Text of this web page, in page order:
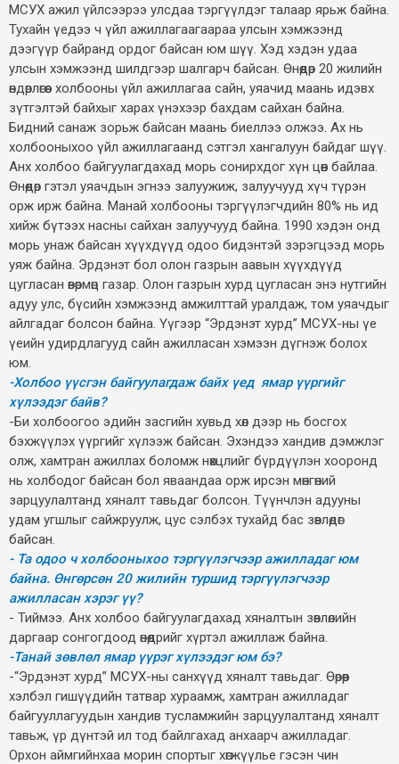
МСУХ ажил үйлсээрээ улсдаа тэргүүлдэг талаар ярьж байна.
Тухайн үедээ ч үйл ажиллагаагаараа улсын хэмжээнд
дээгүүр байранд ордог байсан юм шүү. Хэд хэдэн удаа
улсын хэмжээнд шилдгээр шалгарч байсан. Өнөөдөр 20 жилийн
өндөрлөгөөс холбооны үйл ажиллагаа сайн, уяачид маань идэвх
зүтгэлтэй байхыг харах үнэхээр бахдам сайхан байна.
Бидний санаж зорьж байсан маань биеллээ олжээ. Ах нь
холбооныхоо үйл ажиллагаанд сэтгэл хангалуун байдаг шүү.
Анх холбоо байгуулагдахад морь сонирхдог хүн цөөн байлаа.
Өнөөдөр гэтэл уяачдын эгнээ залуужиж, залуучууд хүч түрэн
орж ирж байна. Манай холбооны тэргүүлэгчдийн 80% нь ид
хийж бүтээх насны сайхан залуучууд байна. 1990 хэдэн онд
морь унаж байсан хүүхдүүд одоо бидэнтэй зэрэгцээд морь
уяж байна. Эрдэнэт бол олон газрын аавын хүүхдүүд
цугласан өвөрмөц газар. Олон газрын хурд цугласан энэ нутгийн
адуу улс, бүсийн хэмжээнд амжилттай уралдаж, том уяачдыг
айлгадаг болсон байна. Үүгээр “Эрдэнэт хурд” МСУХ-ны үе
үеийн удирдлагууд сайн ажилласан хэмээн дүгнэж болох
юм.
-Холбоо үүсгэн байгуулагдаж байх үед ямар үүргийг
хүлээдэг байв?
-Би холбоогоо эдийн засгийн хувьд хөл дээр нь босгох
бэхжүүлэх үүргийг хүлээж байсан. Эхэндээ хандив дэмжлэг
олж, хамтран ажиллах боломж нөхцлийг бүрдүүлэн хооронд
нь холбодог байсан бол яваандаа орж ирсэн мөнгөний
зарцуулалтанд хяналт тавьдаг болсон. Түүнчлэн адууны
удам угшлыг сайжруулж, цус сэлбэх тухайд бас зөвлөдөг
байсан.
- Та одоо ч холбооныхоо тэргүүлэгчээр ажилладаг юм
байна. Өнгөрсөн 20 жилийн туршид тэргүүлэгчээр
ажилласан хэрэг үү?
- Тиймээ. Анх холбоо байгуулагдахад хяналтын зөвлөлийн
даргаар сонгогдоод өнөөдрийг хүртэл ажиллаж байна.
-Танай зөвлөл ямар үүрэг хүлээдэг юм бэ?
-“Эрдэнэт хурд” МСУХ-ны санхүүд хяналт тавьдаг. Өөрөөр
хэлбэл гишүүдийн татвар хураамж, хамтран ажилладаг
байгууллагуудын хандив тусламжийн зарцуулалтанд хяналт
тавьж, үр дүнтэй ил тод байлгахад анхаарч ажилладаг.
Орхон аймгийнхаа морин спортыг хөгжүүлье гэсэн чин